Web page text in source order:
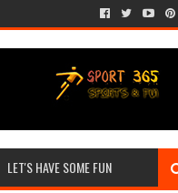
LET'S HAVE SOME FUN